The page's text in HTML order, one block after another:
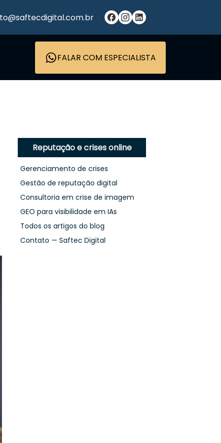
FALAR COM ESPECIALISTA
Reputação e crises online
Gerenciamento de crises
Gestão de reputação digital
Consultoria em crise de imagem
GEO para visibilidade em IAs
Todos os artigos do blog
Contato — Saftec Digital